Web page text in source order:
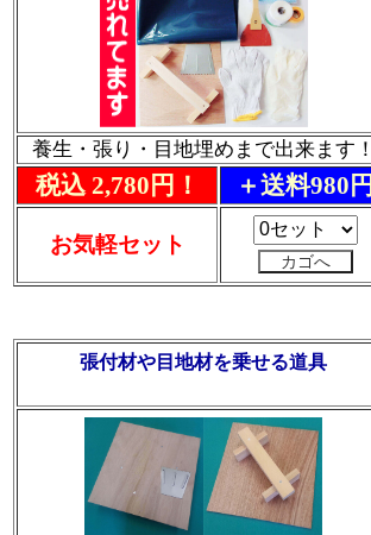
張付材や目地材を乗せる道具
養生・張り・目地埋めまで出来ます！
税込 2,780円！ ＋送料980円
お気軽セット